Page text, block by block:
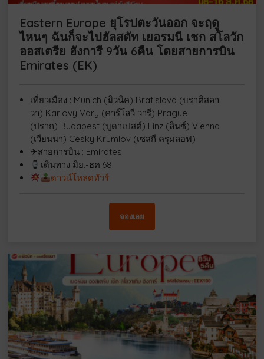
Eastern Europe ยุโรปตะวันออก จะฤดู
ไหนๆ ฉันก็จะไปฮัลสตัท เยอรมนี เชก สโลวัก
ออสเตรีย ฮังการี 9วัน 6คืน โดยสายการบิน
Emirates (EK)
เที่ยวเมือง : Munich (มิวนิค) Bratislava (บราติสลา
วา) Karlovy Vary (คาร์โลวี วารี) Prague
(ปราก) Budapest (บูดาเปสต์) Linz (ลินซ์) Vienna
(เวียนนา) Cesky Krumlov (เซสกี ครุมลอฟ)
✈สายการบิน : Emirates
เดินทาง มิย.-ธค.68
ดาวน์โหลดทัวร์
จองเลย